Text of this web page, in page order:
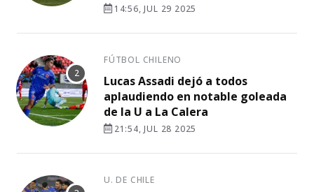
14:56, JUL 29 2025
FÚTBOL CHILENO
Lucas Assadi dejó a todos
aplaudiendo en notable goleada
de la U a La Calera
21:54, JUL 28 2025
U. DE CHILE